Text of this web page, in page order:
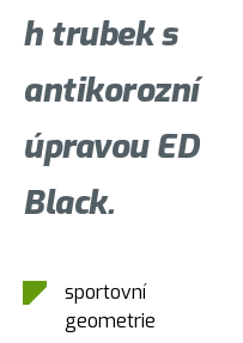
h trubek s
antikorozní
úpravou ED
Black.
sportovní
geometrie